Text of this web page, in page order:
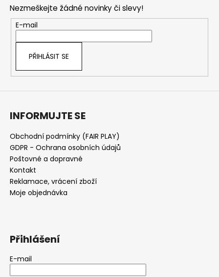
Nezmeškejte žádné novinky či slevy!
E-mail
PŘIHLÁSIT SE
INFORMUJTE SE
Obchodní podmínky (FAIR PLAY)
GDPR - Ochrana osobních údajů
Poštovné a dopravné
Kontakt
Reklamace, vrácení zboží
Moje objednávka
Přihlášení
E-mail